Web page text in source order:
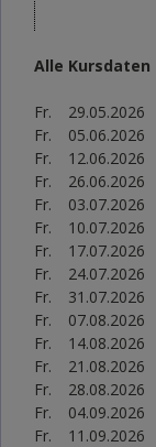
Alle Kursdaten
Fr. 29.05.2026
Fr.
05.06.2026
Fr.
12.06.2026
Fr.
26.06.2026
Fr.
03.07.2026
Fr.
10.07.2026
Fr.
17.07.2026
Fr.
24.07.2026
Fr.
31.07.2026
Fr.
07.08.2026
Fr.
14.08.2026
Fr.
21.08.2026
Fr.
28.08.2026
Fr.
04.09.2026
Fr.
11.09.2026